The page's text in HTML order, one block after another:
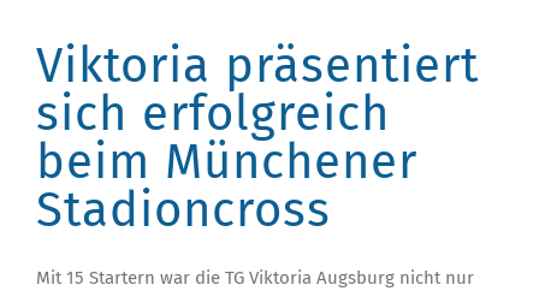
Viktoria präsentiert
sich erfolgreich
beim Münchener
Stadioncross
Mit 15 Startern war die TG Viktoria Augsburg nicht nur